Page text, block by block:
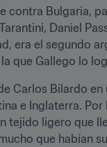
contra Bulgaria,
Daniel
era el segundo
que Gallego lo
Carlos Bilardo en
e Inglaterra.
tejido ligero que
que habían